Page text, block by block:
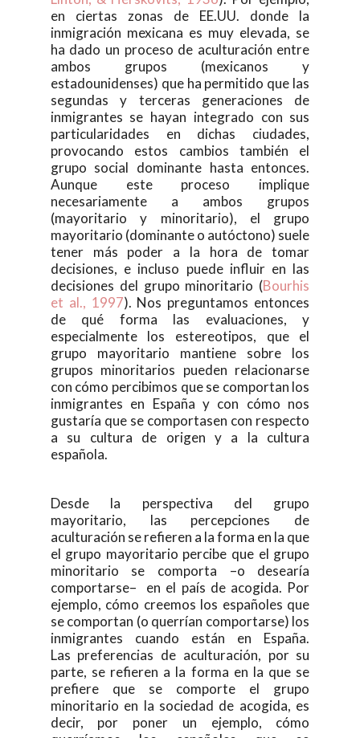
en ciertas zonas de EE.UU. donde la
inmigración mexicana es muy elevada, se
ha dado un proceso de aculturación entre
ambos grupos (mexicanos y
estadounidenses) que ha permitido que las
segundas y terceras generaciones de
inmigrantes se hayan integrado con sus
particularidades en dichas ciudades,
provocando estos cambios también el
grupo social dominante hasta entonces.
Aunque este proceso implique
necesariamente a ambos grupos
(mayoritario y minoritario), el grupo
mayoritario (dominante o autóctono) suele
tener más poder a la hora de tomar
decisiones, e incluso puede influir en las
decisiones del grupo minoritario (Bourhis
et al., 1997). Nos preguntamos entonces
de qué forma las evaluaciones, y
especialmente los estereotipos, que el
grupo mayoritario mantiene sobre los
grupos minoritarios pueden relacionarse
con cómo percibimos que se comportan los
inmigrantes en España y con cómo nos
gustaría que se comportasen con respecto
a su cultura de origen y a la cultura
española.
Desde la perspectiva del grupo
mayoritario, las percepciones de
aculturación se refieren a la forma en la que
el grupo mayoritario percibe que el grupo
minoritario se comporta –o desearía
comportarse– en el país de acogida. Por
ejemplo, cómo creemos los españoles que
se comportan (o querrían comportarse) los
inmigrantes cuando están en España.
Las preferencias de aculturación, por su
parte, se refieren a la forma en la que se
prefiere que se comporte el grupo
minoritario en la sociedad de acogida, es
decir, por poner un ejemplo, cómo